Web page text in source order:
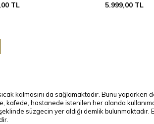
TL 5.999,00 TL
kalmasını da sağlamaktadır. Bunu yaparken
kafede, hastanede istenilen her alanda
süzgecin yer aldığı demlik bulunmaktadır.